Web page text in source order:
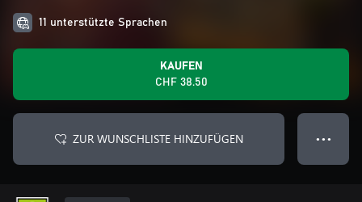
11 unterstützte Sprachen
KAUFEN
CHF 38.50
ZUR WUNSCHLISTE HINZUFÜGEN ● ● ●